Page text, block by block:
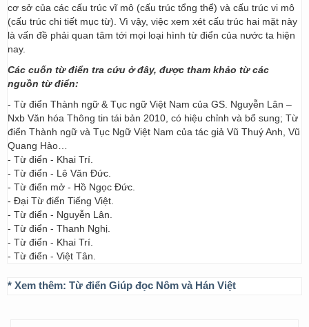
cơ sở của các cấu trúc vĩ mô (cấu trúc tổng thể) và cấu trúc vi mô
(cấu trúc chi tiết mục từ). Vì vậy, việc xem xét cấu trúc hai mặt này
là vấn đề phải quan tâm tới mọi loại hình từ điển của nước ta hiện
nay.
Các cuốn từ điển tra cứu ở đây, được tham khảo từ các
nguồn từ điển:
- Từ điển Thành ngữ & Tục ngữ Việt Nam của GS. Nguyễn Lân –
Nxb Văn hóa Thông tin tái bản 2010, có hiệu chỉnh và bổ sung; Từ
điển Thành ngữ và Tục Ngữ Việt Nam của tác giả Vũ Thuý Anh, Vũ
Quang Hào…
- Từ điển - Khai Trí.
- Từ điển - Lê Văn Đức.
- Từ điển mở - Hồ Ngọc Đức.
- Đại Từ điển Tiếng Việt.
- Từ điển - Nguyễn Lân.
- Từ điển - Thanh Nghị.
- Từ điển - Khai Trí.
- Từ điển - Việt Tân.
* Xem thêm: Từ điển Giúp đọc Nôm và Hán Việt